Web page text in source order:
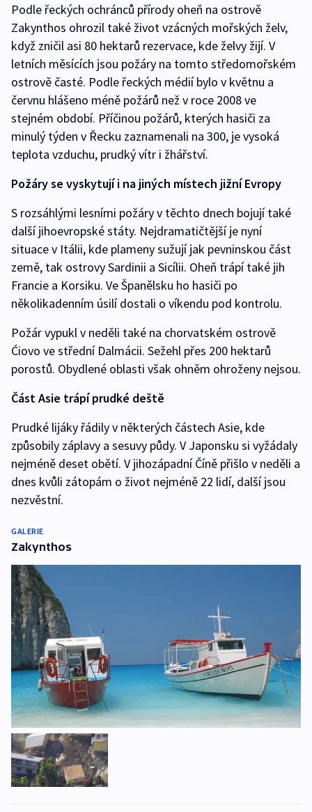
Podle řeckých ochránců přírody oheň na ostrově
Zakynthos ohrozil také život vzácných mořských želv,
když zničil asi 80 hektarů rezervace, kde želvy žijí. V
letních měsících jsou požáry na tomto středomořském
ostrově časté. Podle řeckých médií bylo v květnu a
červnu hlášeno méně požárů než v roce 2008 ve
stejném období. Příčinou požárů, kterých hasiči za
minulý týden v Řecku zaznamenali na 300, je vysoká
teplota vzduchu, prudký vítr i žhářství.
Požáry se vyskytují i na jiných místech jižní Evropy
S rozsáhlými lesními požáry v těchto dnech bojují také
další jihoevropské státy. Nejdramatičtější je nyní
situace v Itálii, kde plameny sužují jak pevninskou část
země, tak ostrovy Sardinii a Sicílii. Oheň trápí také jih
Francie a Korsiku. Ve Španělsku ho hasiči po
několikadenním úsilí dostali o víkendu pod kontrolu.
Požár vypukl v neděli také na chorvatském ostrově
Ćiovo ve střední Dalmácii. Sežehl přes 200 hektarů
porostů. Obydlené oblasti však ohněm ohroženy nejsou.
Část Asie trápí prudké deště
Prudké lijáky řádily v některých částech Asie, kde
způsobily záplavy a sesuvy půdy. V Japonsku si vyžádaly
nejméně deset obětí. V jihozápadní Číně přišlo v neděli a
dnes kvůli zátopám o život nejméně 22 lidí, další jsou
nezvěstní.
GALERIE
Zakynthos